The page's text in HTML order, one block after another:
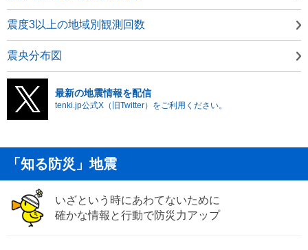
震度3以上の地域別観測回数
震央分布図
最新の地震情報を配信
tenki.jp公式X（旧Twitter）をご利用ください。
「知る防災」地震
いざという時にあわてないために
確かな情報と行動で防災力アップ